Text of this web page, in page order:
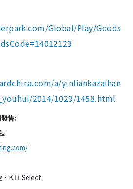
Global/Play/Goods
a/yinliankazaihan
2014/1029/1458.html
售:
K11 Select